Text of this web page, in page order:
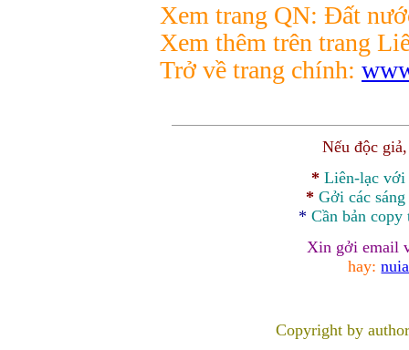
Xem trang QN: Đất
Xem thêm trên trang
Trở về trang chính:
Nếu độc
* Liên-lạc với
*Gởi các
* Cần bản copy
Xin gởi email
hay:
Copyright by